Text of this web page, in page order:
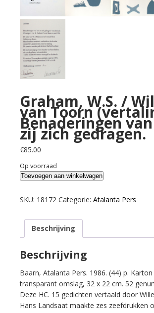
Graham, W.S. /
van Toorn
Benaderingen
zij zich gedragen.
€85.00
Op voorraad
Graham,
/
van
Toorn
(vertaling).
Benaderingen
hoe
zij
zich
gedragen.
Toevoegen aan winkelwagen
SKU: 18172 Categorie: Atalanta Pers
Beschrijving
Beschrijving
Baarn, Atalanta Pers. 1986. (44) p.
transparant omslag, 32 x 22 cm. 52
Deze HC. 15 gedichten vertaald door
Hans Landsaat maakte zes zeefdrukken